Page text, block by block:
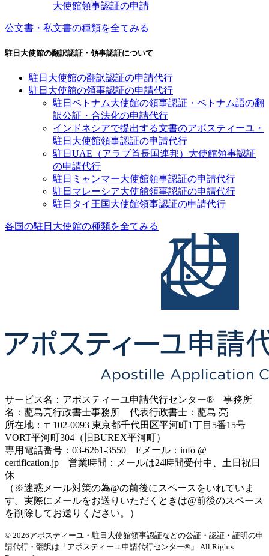
大使館領事認証の申請
公文書・私文書の種類を全てみる
駐日大使館の翻訳認証・領事認証について
駐日大使館の翻訳認証の申請代行
駐日大使館の領事認証の申請代行
駐日ベトナム大使館の領事認証・ベトナム語の翻
訳公証・合法化の申請代行
インドネシアで提出する文書のアポスティーユ・
駐日大使館領事認証の申請代行
駐日UAE（アラブ首長国連邦）大使館領事認証
の申請代行
駐日ミャンマー大使館領事認証の申請代行
駐日マレーシア大使館領事認証の申請代行
駐日タイ王国大使館領事認証の申請代行
各国の駐日大使館の種類を全てみる
サービス名：アポスティーユ申請代行センター® 事務所
名：蓜島亮行政書士事務所 代表行政書士：蓜島 亮
所在地：〒102-0093 東京都千代田区平河町1丁目5番15号
VORT平河町304（旧BUREX平河町）
専用電話番号：03-6261-3550 Eメール：info @
certification.jp 営業時間：メールは24時間受付中、土日祝日
休
（※迷惑メール対策の為@の前後にスペースをいれていま
す。実際にメールをお送りいただくときは@前後のスペース
を削除してお送りください。）
© 2026アポスティーユ・駐日大使館領事認証などの公証・認証・証明の申
請代行・翻訳は「アポスティーユ申請代行センター®」 All Rights